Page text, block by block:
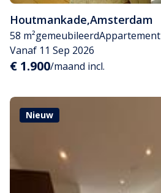
Houtmankade,Amsterdam
58 m²gemeubileerdAppartement
Vanaf 11 Sep 2026
€ 1.900/maand incl.
Nieuw